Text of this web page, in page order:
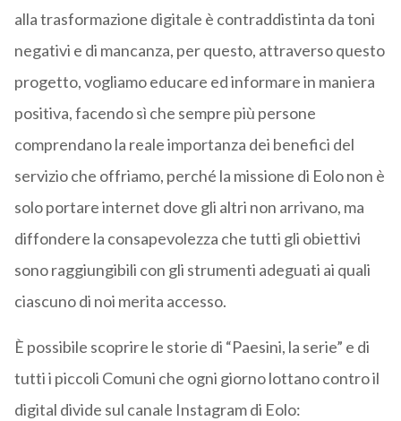
alla trasformazione digitale è contraddistinta da toni
negativi e di mancanza, per questo, attraverso questo
progetto, vogliamo educare ed informare in maniera
positiva, facendo sì che sempre più persone
comprendano la reale importanza dei benefici del
servizio che offriamo, perché la missione di Eolo non è
solo portare internet dove gli altri non arrivano, ma
diffondere la consapevolezza che tutti gli obiettivi
sono raggiungibili con gli strumenti adeguati ai quali
ciascuno di noi merita accesso.
È possibile scoprire le storie di “Paesini, la serie” e di
tutti i piccoli Comuni che ogni giorno lottano contro il
digital divide sul canale Instagram di Eolo: